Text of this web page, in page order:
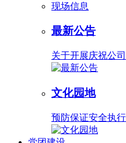
现场信息
最新公告
关于开展庆祝公
文化园地
预防保证安全执